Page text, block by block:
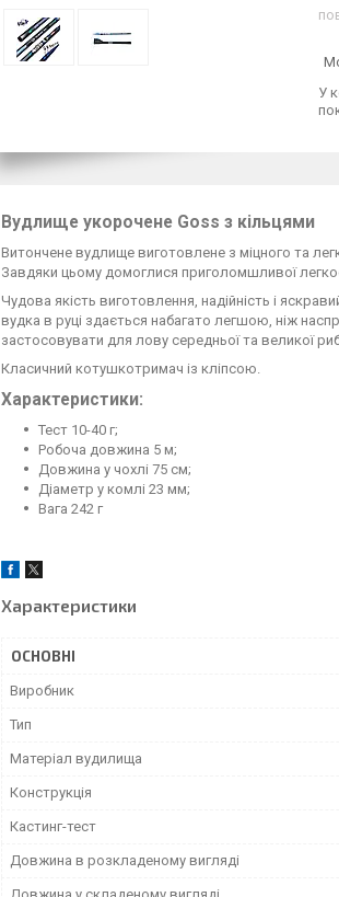
У
Вудлище укорочене Goss з кільцями
Витончене вудлище виготовлене з міцного та
Завдяки цьому домоглися приголомшливої
Чудова якість виготовлення, надійність і
вудка в руці здається набагато легшою, ніж
застосовувати для лову середньої та великої
Класичний котушкотримач із кліпсою.
Характеристики:
Тест 10-40 г;
Робоча довжина 5 м;
Довжина у чохлі 75 см;
Діаметр у комлі 23 мм;
Вага 242 г
Характеристики
ОСНОВНІ
Виробник
Тип
Матеріал вудилища
Конструкція
Кастинг-тест
Довжина в розкладеному вигляді